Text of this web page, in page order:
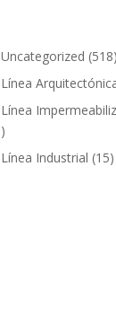
Uncategorized 518
Línea
Línea
14
productos
Línea Industrial 1515